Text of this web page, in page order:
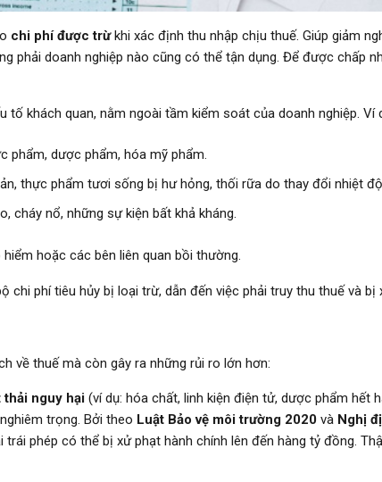
chi phí được trừkhi xác định thu nhập chịu thuế. Giúp giảm
phải doanh nghiệp nào cũng có thể tận dụng. Để được chấp
tố khách quan, nằm ngoài tầm kiểm soát của doanh nghiệp. Ví
phẩm, dược phẩm, hóa mỹ phẩm.
thực phẩm tươi sống bị hư hỏng, thối rữa do thay đổi nhiệt
cháy nổ, những sự kiện bất khả kháng.
hoặc các bên liên quan bồi thường.
phí tiêu hủy bị loại trừ, dẫn đến việc phải truy thu thuế và bị
về thuế mà còn gây ra những rủi ro lớn hơn:
thải nguy hại(ví dụ: hóa chất, linh kiện điện tử, dược phẩm hết
trọng. Bởi theo Luật Bảo vệ môi trường 2020và Nghị
phép có thể bị xử phạt hành chính lên đến hàng tỷ đồng.